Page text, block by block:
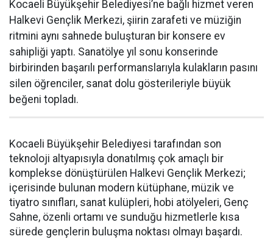
Kocaeli Büyükşehir Belediyesi’ne bağlı hizmet veren
Halkevi Gençlik Merkezi, şiirin zarafeti ve müziğin
ritmini aynı sahnede buluşturan bir konsere ev
sahipliği yaptı. Sanatölye yıl sonu konserinde
birbirinden başarılı performanslarıyla kulakların pasını
silen öğrenciler, sanat dolu gösterileriyle büyük
beğeni topladı.
Kocaeli Büyükşehir Belediyesi tarafından son
teknoloji altyapısıyla donatılmış çok amaçlı bir
komplekse dönüştürülen Halkevi Gençlik Merkezi;
içerisinde bulunan modern kütüphane, müzik ve
tiyatro sınıfları, sanat kulüpleri, hobi atölyeleri, Genç
Sahne, özenli ortamı ve sunduğu hizmetlerle kısa
sürede gençlerin buluşma noktası olmayı başardı.